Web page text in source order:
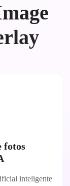
fotos
inteligente